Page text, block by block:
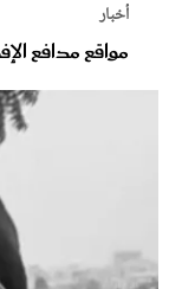
أخبار
مواقع مدافع